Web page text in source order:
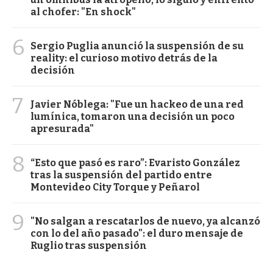
al chofer: "En shock"
6
Sergio Puglia anunció la suspensión de su
reality: el curioso motivo detrás de la
decisión
7
Javier Nóblega: "Fue un hackeo de una red
lumínica, tomaron una decisión un poco
apresurada"
8
“Esto que pasó es raro”: Evaristo González
tras la suspensión del partido entre
Montevideo City Torque y Peñarol
9
"No salgan a rescatarlos de nuevo, ya alcanzó
con lo del año pasado": el duro mensaje de
Ruglio tras suspensión